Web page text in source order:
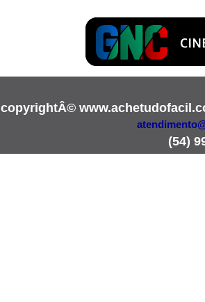
copyrightÂ©
(54)